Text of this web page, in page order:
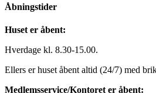
Åbningstider
Huset er åbent:
Hverdage kl. 8.30-15.00.
Ellers er huset åbent altid (24/7) med
Medlemsservice/Kontoret er åbent: